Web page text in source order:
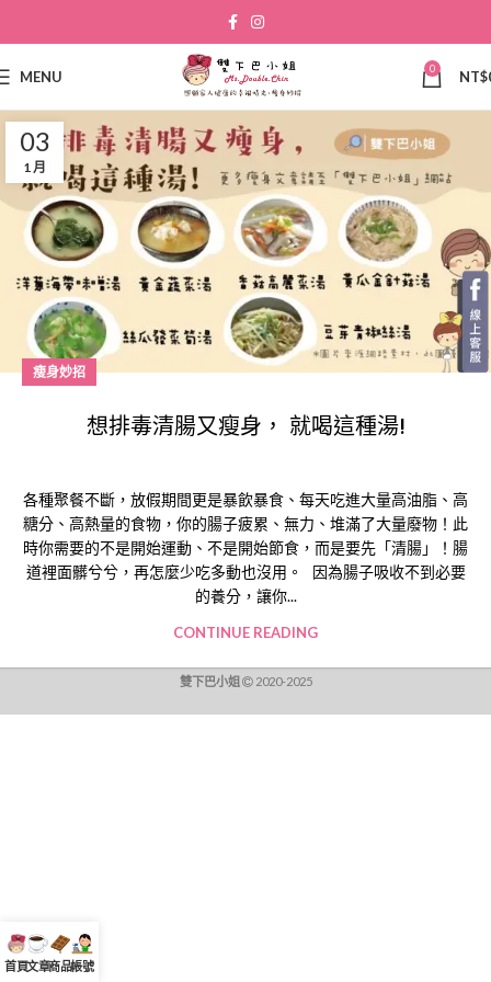
MENU 0 NT$
03
1 月
瘦身妙招
想排毒清腸又瘦身， 就喝這種湯!
各種聚餐不斷，放假期間更是暴飲暴食、每天吃進大量高油脂、高
糖分、高熱量的食物，你的腸子疲累、無力、堆滿了大量廢物！此
時你需要的不是開始運動、不是開始節食，而是要先「清腸」！腸
道裡面髒兮兮，再怎麼少吃多動也沒用。 因為腸子吸收不到必要
的養分，讓你...
CONTINUE READING
雙下巴小姐 2020-2025
首頁文章商品帳號